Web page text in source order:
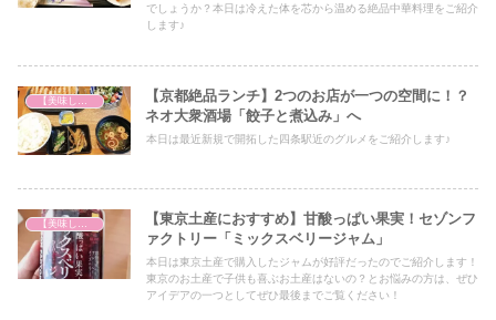
でしょうか？本日は冷えた体を芯から温める絶品中華料理をご紹介
します♪
【京都絶品ランチ】2つのお店が一つの空間に！？
ネオ大衆酒場「餃子と煮込み」へ
本日は最近新規で開拓した四条駅近のグルメをご紹介します♪
【美味しいは正義】
【東京土産におすすめ】甘酸っぱい果実！セゾンフ
ァクトリー「ミックスベリージャム」
本日は東京土産で購入したジャムが好評だったのでご紹介します！
東京のお土産で子供も喜ぶお土産はないの？とお悩みの方は、ぜひ
アイデアの一つとしてぜひ最後までご覧ください！